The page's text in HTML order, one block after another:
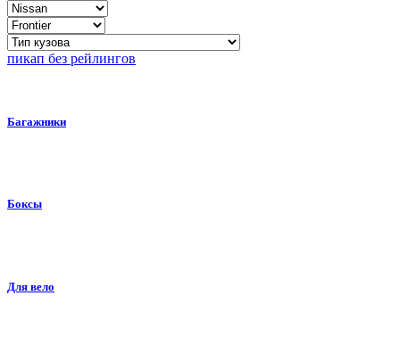
пикап без рейлингов
Багажники
Боксы
Для вело